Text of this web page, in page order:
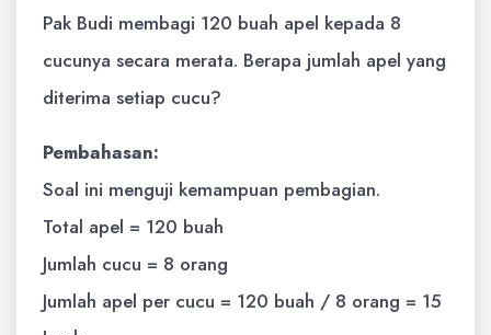
Pak Budi membagi 120 buah apel kepada 8
cucunya secara merata. Berapa jumlah apel yang
diterima setiap cucu?
Pembahasan:
Soal ini menguji kemampuan pembagian.
Total apel = 120 buah
Jumlah cucu = 8 orang
Jumlah apel per cucu = 120 buah / 8 orang = 15